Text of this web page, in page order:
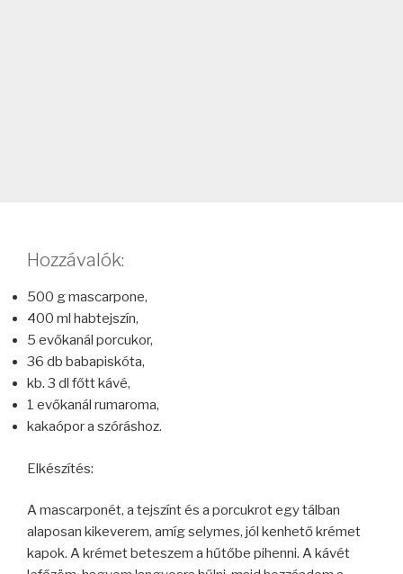
Hozzávalók:
500 g mascarpone,
400 ml habtejszín,
5 evőkanál porcukor,
36 db babapiskóta,
kb. 3 dl főtt kávé,
1 evőkanál rumaroma,
kakaópor a szóráshoz.
Elkészítés:
A mascarponét, a tejszínt és a porcukrot egy tálban
alaposan kikeverem, amíg selymes, jól kenhető krémet
kapok. A krémet beteszem a hűtőbe pihenni. A kávét